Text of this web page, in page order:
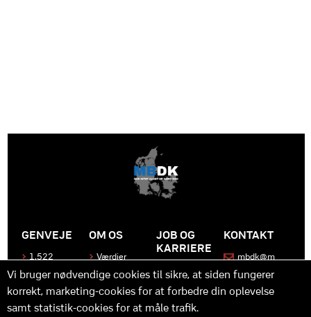
GENVEJE
1.522
Produkter
Kontakt
os
OM OS
Værdier
Historen
bag
MBDK
Hvad gør
JOB OG
KARRIERE
Bliv en del
af MBDK
Vores
team
KONTAKT
mbdk@m
Vi bruger nødvendige cookies til sikre, at siden fungerer
korrekt, marketing-cookies for at forbedre din oplevelse
samt statistik-cookies for at måle trafik.